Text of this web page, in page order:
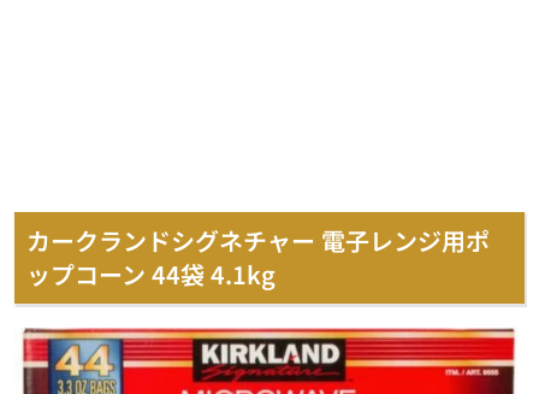
カークランドシグネチャー 電子レンジ用ポ
ップコーン 44袋 4.1kg